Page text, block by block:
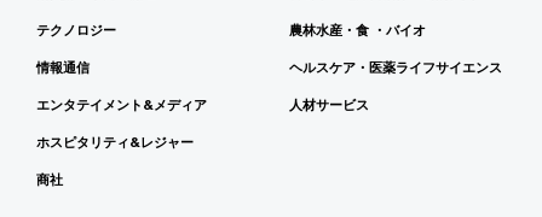
テクノロジー
情報通信
エンタテイメント&メディア
ホスピタリティ&レジャー
商社
農林水産・食 ・バイオ
ヘルスケア・医薬ライフサイエンス
人材サービス